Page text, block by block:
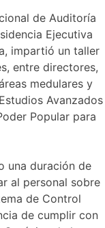
de Auditoría
Ejecutiva
impartió un taller
entre directores,
medulares y
Avanzados
Popular para
una duración de
al personal sobre
de Control
de cumplir con